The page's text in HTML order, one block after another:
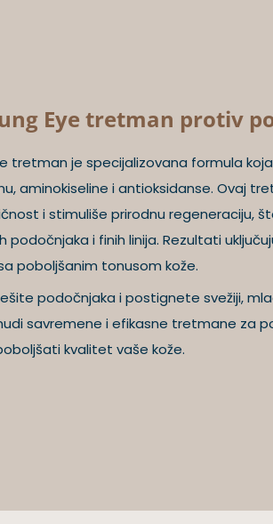
Eye tretman protiv
tretman je specijalizovana formula
aminokiseline i antioksidanse. Ovaj
i stimuliše prirodnu regeneraciju,
i finih linija. Rezultati
poboljšanim tonusom kože.
podočnjaka i postignete svežiji,
savremene i efikasne tretmane za
kvalitet vaše kože.